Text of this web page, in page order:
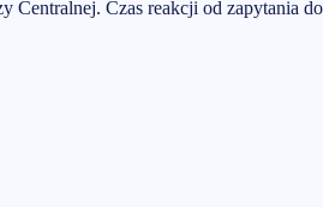
Czas reakcji od zapytania